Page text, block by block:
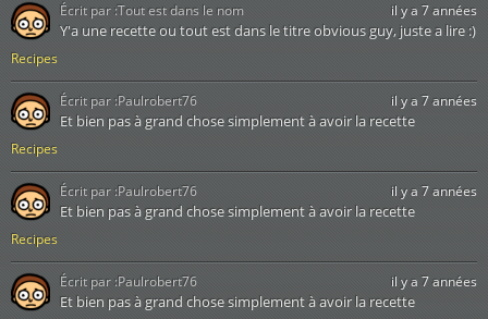
Recipes
il y a 7 années
Y'a une recette ou tout est dans le titre obvious guy, juste a lire :)
Écrit par :Tout est dans le nom
Recipes
il y a 7 années
Et bien pas à grand chose simplement à avoir la recette
Écrit par :Paulrobert76
Recipes
il y a 7 années
Et bien pas à grand chose simplement à avoir la recette
Écrit par :Paulrobert76
il y a 7 années
Et bien pas à grand chose simplement à avoir la recette
Écrit par :Paulrobert76